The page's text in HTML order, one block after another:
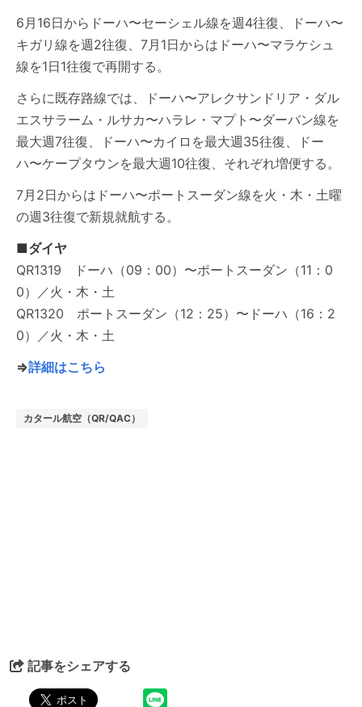
6月16日からドーハ〜セーシェル線を週4往復、ドーハ〜
キガリ線を週2往復、7月1日からはドーハ〜マラケシュ
線を1日1往復で再開する。
さらに既存路線では、ドーハ〜アレクサンドリア・ダル
エスサラーム・ルサカ〜ハラレ・マプト〜ダーバン線を
最大週7往復、ドーハ〜カイロを最大週35往復、ドー
ハ〜ケープタウンを最大週10往復、それぞれ増便する。
7月2日からはドーハ〜ポートスーダン線を火・木・土曜
の週3往復で新規就航する。
■ダイヤ
QR1319 ドーハ（09：00）〜ポートスーダン（11：0
0）／火・木・土
QR1320 ポートスーダン（12：25）〜ドーハ（16：2
0）／火・木・土
⇒詳細はこちら
カタール航空（QR/QAC）
記事をシェアする